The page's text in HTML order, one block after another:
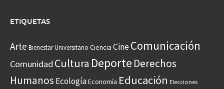
ETIQUETAS
Arte Bienestar Universitario Ciencia CineComunicación
Comunidad Cultura Deporte Derechos
Humanos EcologíaEconomía Educación Elecciones